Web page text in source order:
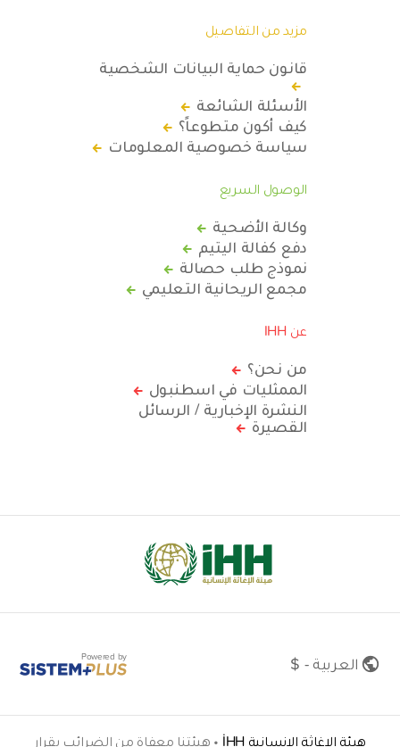
مزيد من التفاصيل
قانون حماية البيانات الشخصية
الأسئلة الشائعة
كيف أكون متطوعاً؟
سياسة خصوصية المعلومات
الوصول السريع
وكالة الأضحية
دفع كفالة اليتيم
نموذج طلب حصالة
مجمع الريحانية التعليمي
عن IHH
من نحن؟
الممثليات في اسطنبول
النشرة الإخبارية / الرسائل
القصيرة
العربية - $ Powered by
هيئة الإغاثة الإنسانية İHH • هيئتنا معفاة من الضرائب بقرار